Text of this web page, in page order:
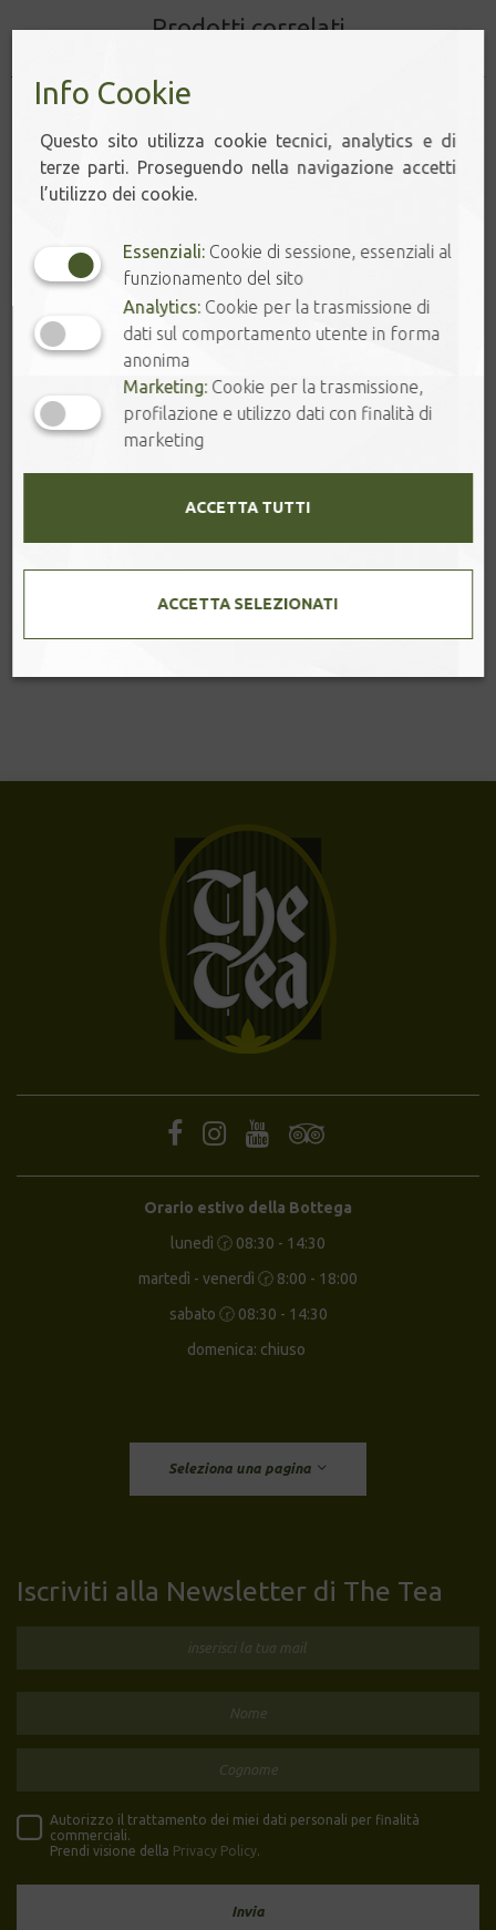
Prodotti correlati
Orario estivo della Bottega
lunedì 🕝 08:30 - 14:30
martedì - venerdì 🕝 8:00 - 18:00
sabato 🕝 08:30 - 14:30
domenica: chiuso
Seleziona una pagina
Iscriviti alla Newsletter di The Tea
Autorizzo il trattamento dei miei dati personali per finalità
commerciali.
Prendi visione della Privacy Policy.
Info Cookie
Questo sito utilizza cookie tecnici, analytics e di
terze parti. Proseguendo nella navigazione accetti
l’utilizzo dei cookie.
Essenziali: Cookie di sessione, essenziali al
funzionamento del sito
Analytics: Cookie per la trasmissione di
dati sul comportamento utente in forma
anonima
Marketing: Cookie per la trasmissione,
profilazione e utilizzo dati con finalità di
marketing
ACCETTA TUTTI
ACCETTA SELEZIONATI